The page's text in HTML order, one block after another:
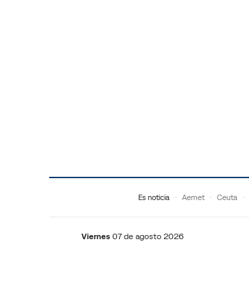
Es noticia Aemet Ceuta
Viernes 07 de agosto 2026